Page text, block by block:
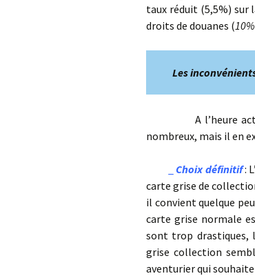
taux réduit (5,5%) sur
droits de douanes (
Les
A l’heure
nombreux, mais il en
Choix définitif:
carte grise de
il convient quelque
carte grise normale
sont trop drastiques,
grise collection
aventurier qui